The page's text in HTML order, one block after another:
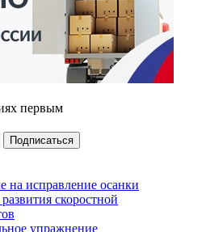
первым
на исправление осанки
скоростной
упражнение